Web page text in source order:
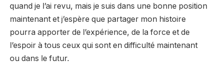
quand je l’ai revu, mais je suis dans une bonne position
maintenant et j’espère que partager mon histoire
pourra apporter de l’expérience, de la force et de
l’espoir à tous ceux qui sont en difficulté maintenant
ou dans le futur.